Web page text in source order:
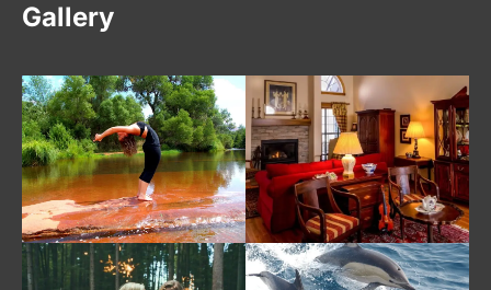
Gallery